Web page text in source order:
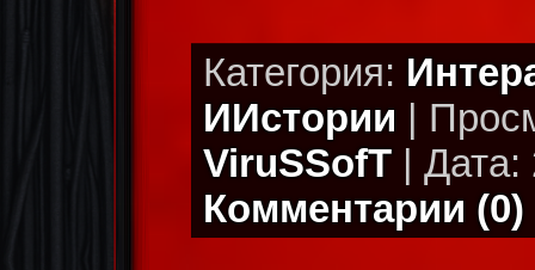
Категория:
ИИстории |
ViruSSofT | Дата:
Комментарии (0)